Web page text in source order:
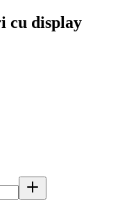
cu display